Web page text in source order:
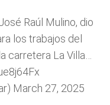
Raúl Mulino, dio
los trabajos del
carretera La Villa…
March 27, 2025